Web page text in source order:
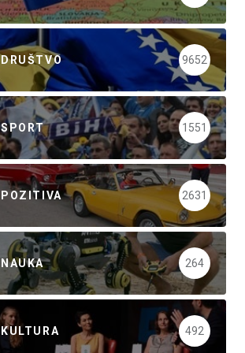
DRUŠTVO 9652
SPORT 1551
POZITIVA 2631
NAUKA 264
KULTURA 492